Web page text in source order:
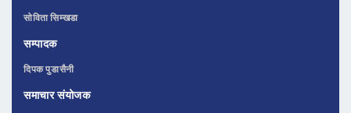
सोविता सिम्खडा
सम्पादक
दिपक पुडासैनी
समाचार संयोजक